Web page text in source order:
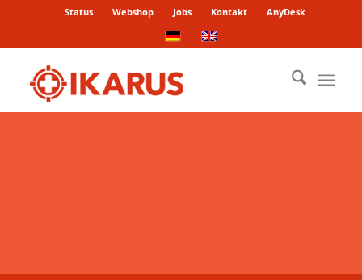
Status Webshop Jobs Kontakt AnyDesk